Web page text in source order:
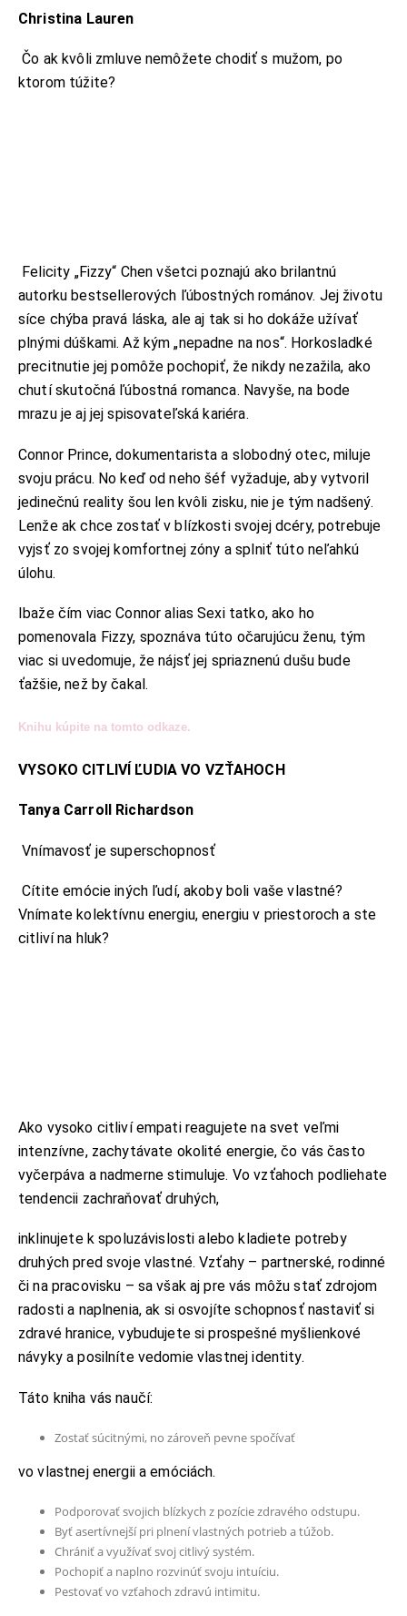
Christina Lauren
Čo ak kvôli zmluve nemôžete chodiť s mužom, po
ktorom túžite?
Felicity „Fizzy“ Chen všetci poznajú ako brilantnú
autorku bestsellerových ľúbostných románov. Jej životu
síce chýba pravá láska, ale aj tak si ho dokáže užívať
plnými dúškami. Až kým „nepadne na nos“. Horkosladké
precitnutie jej pomôže pochopiť, že nikdy nezažila, ako
chutí skutočná ľúbostná romanca. Navyše, na bode
mrazu je aj jej spisovateľská kariéra.
Connor Prince, dokumentarista a slobodný otec, miluje
svoju prácu. No keď od neho šéf vyžaduje, aby vytvoril
jedinečnú reality šou len kvôli zisku, nie je tým nadšený.
Lenže ak chce zostať v blízkosti svojej dcéry, potrebuje
vyjsť zo svojej komfortnej zóny a splniť túto neľahkú
úlohu.
Ibaže čím viac Connor alias Sexi tatko, ako ho
pomenovala Fizzy, spoznáva túto očarujúcu ženu, tým
viac si uvedomuje, že nájsť jej spriaznenú dušu bude
ťažšie, než by čakal.
Knihu kúpite na tomto odkaze.
VYSOKO CITLIVÍ ĽUDIA VO VZŤAHOCH
Tanya Carroll Richardson
Vnímavosť je superschopnosť
Cítite emócie iných ľudí, akoby boli vaše vlastné?
Vnímate kolektívnu energiu, energiu v priestoroch a ste
citliví na hluk?
Ako vysoko citliví empati reagujete na svet veľmi
intenzívne, zachytávate okolité energie, čo vás často
vyčerpáva a nadmerne stimuluje. Vo vzťahoch podliehate
tendencii zachraňovať druhých,
inklinujete k spoluzávislosti alebo kladiete potreby
druhých pred svoje vlastné. Vzťahy – partnerské, rodinné
či na pracovisku – sa však aj pre vás môžu stať zdrojom
radosti a naplnenia, ak si osvojíte schopnosť nastaviť si
zdravé hranice, vybudujete si prospešné myšlienkové
návyky a posilníte vedomie vlastnej identity.
Táto kniha vás naučí:
Zostať súcitnými, no zároveň pevne spočívať
vo vlastnej energii a emóciách.
Podporovať svojich blízkych z pozície zdravého odstupu.
Byť asertívnejší pri plnení vlastných potrieb a túžob.
Chrániť a využívať svoj citlivý systém.
Pochopiť a naplno rozvinúť svoju intuíciu.
Pestovať vo vzťahoch zdravú intimitu.